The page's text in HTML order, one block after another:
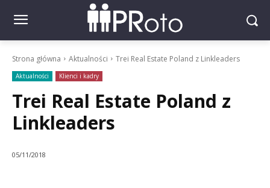
Strona główna Aktualności Trei Real Estate Poland z Linkleaders
Aktualności Klienci i kadry
Trei Real Estate Poland z
Linkleaders
05/11/2018